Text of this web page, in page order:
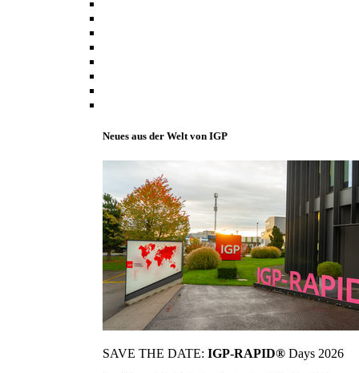
Neues aus der Welt von IGP
SAVE THE DATE: IGP-RAPID® Days 2026